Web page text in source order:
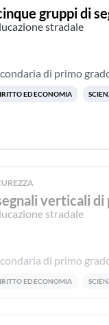
gruppi di
stradale
di primo
ED ECONOMIA
verticali di
stradale
di primo
ED ECONOMIA